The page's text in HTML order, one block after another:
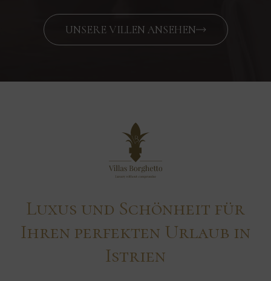
UNSERE VILLEN ANSEHEN
Luxus und Schönheit für
Ihren perfekten Urlaub in
Istrien